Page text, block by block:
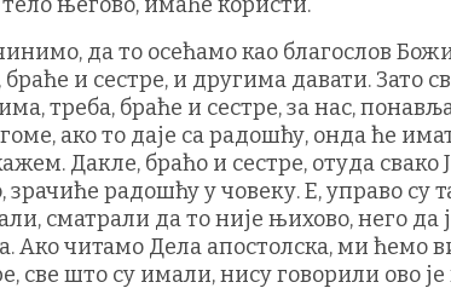
да то осећамо као благослов
и сестре, и другима давати. Зато
треба, браће и сестре, за нас,
ако то даје са радошћу, онда ће
Дакле, браћо и сестре, отуда свако
зрачиће радошћу у човеку. Е, управо су
сматрали да то није њихово, него да
Ако читамо Дела апостолска, ми ћемо
све што су имали, нису говорили ово је